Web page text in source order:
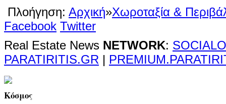
Πλοήγηση: Αρχική»Χωροταξία &
Facebook Twitter
Real Estate News NETWORK:
PARATIRITIS.GR |
Κόσμος